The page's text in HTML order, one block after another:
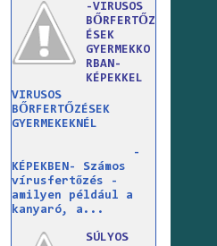
-VIRUSOS
BŐRFERTŐZ
ÉSEK
GYERMEKKO
RBAN-
KÉPEKKEL
VIRUSOS
BŐRFERTŐZÉSEK
GYERMEKEKNÉL
-
KÉPEKBEN- Számos
vírusfertőzés -
amilyen például a
kanyaró, a...
SÚLYOS